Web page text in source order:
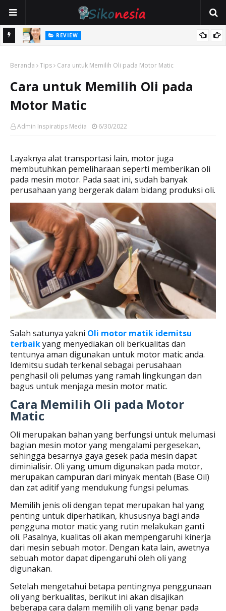
REVIEW
Cara Mengatasi Kendala Aktivasi m-Banking via WhatsApp BCA di
KESEHATAN
yang Cocok Diobati
Beranda Tips Cara untuk Memilih Oli pada Motor Matic
Cara untuk Memilih Oli pada
Motor Matic
Admin Inspiratips Media 6/30/2022
Layaknya alat transportasi lain, motor juga
membutuhkan pemeliharaan seperti memberikan oli
pada mesin motor. Pada saat ini, sudah banyak
perusahaan yang bergerak dalam bidang produksi oli.
Salah satunya yakni Oli motor matik idemitsu
terbaikyang menyediakan oli berkualitas dan
tentunya aman digunakan untuk motor matic anda.
Idemitsu sudah terkenal sebagai perusahaan
penghasil oli pelumas yang ramah lingkungan dan
bagus untuk menjaga mesin motor matic.
Cara Memilih Oli pada Motor
Matic
Oli merupakan bahan yang berfungsi untuk melumasi
bagian mesin motor yang mengalami pergesekan,
sehingga besarnya gaya gesek pada mesin dapat
diminialisir. Oli yang umum digunakan pada motor,
merupakan campuran dari minyak mentah (Base Oil)
dan zat aditif yang mendukung fungsi pelumas.
Memilih jenis oli dengan tepat merupakan hal yang
penting untuk diperhatikan, khususnya bagi anda
pengguna motor matic yang rutin melakukan ganti
oli. Pasalnya, kualitas oli akan mempengaruhi kinerja
dari mesin sebuah motor. Dengan kata lain, awetnya
sebuah motor dapat dipengaruhi oleh oli yang
digunakan.
Setelah mengetahui betapa pentingnya penggunaan
oli yang berkualitas, berikut ini akan disajikan
beberapa cara dalam memilih oli yang benar pada